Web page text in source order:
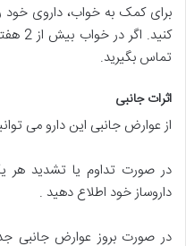
تماس بگیرید.
اثرات جانبی
از عوارض جانبی این دارو می
در صورت تداوم یا تشدید هر
داروساز خود اطلاع دهید .
در صورت بروز عوارض جانبی